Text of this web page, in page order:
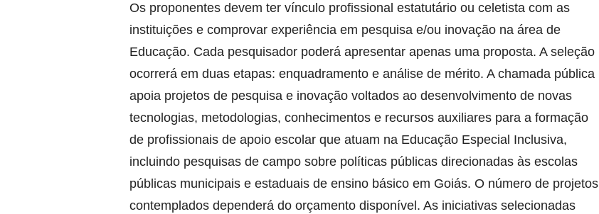
Os proponentes devem ter vínculo profissional estatutário ou celetista com as
instituições e comprovar experiência em pesquisa e/ou inovação na área de
Educação. Cada pesquisador poderá apresentar apenas uma proposta. A seleção
ocorrerá em duas etapas: enquadramento e análise de mérito. A chamada pública
apoia projetos de pesquisa e inovação voltados ao desenvolvimento de novas
tecnologias, metodologias, conhecimentos e recursos auxiliares para a formação
de profissionais de apoio escolar que atuam na Educação Especial Inclusiva,
incluindo pesquisas de campo sobre políticas públicas direcionadas às escolas
públicas municipais e estaduais de ensino básico em Goiás. O número de projetos
contemplados dependerá do orçamento disponível. As iniciativas selecionadas